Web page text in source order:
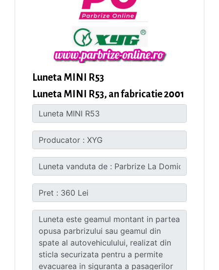
Luneta MINI R53
Luneta MINI R53, an fabricatie 2001